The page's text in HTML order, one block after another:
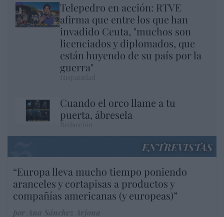
Telepedro en acción: RTVE
afirma que entre los que han
invadido Ceuta, "muchos son
licenciados y diplomados, que
están huyendo de su país por la
guerra"
Cuando el orco llame a tu
puerta, ábresela
ENTREVISTAS
“Europa lleva mucho tiempo poniendo
aranceles y cortapisas a productos y
compañías americanas (y europeas)”